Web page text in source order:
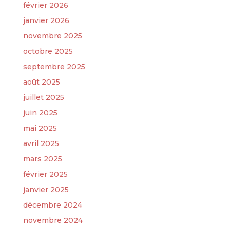
février 2026
janvier 2026
novembre 2025
octobre 2025
septembre 2025
août 2025
juillet 2025
juin 2025
mai 2025
avril 2025
mars 2025
février 2025
janvier 2025
décembre 2024
novembre 2024